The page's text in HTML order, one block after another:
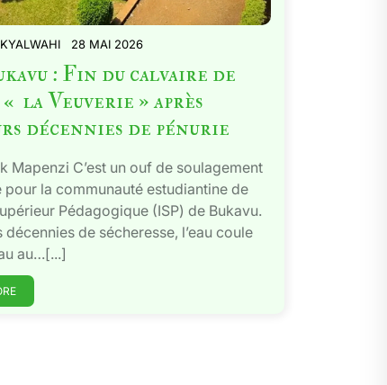
28 MAI 2026
: Fin du calvaire de
« la Veuverie » après
décennies de pénurie
Mapenzi C’est un ouf de soulagement
pour la communauté estudiantine de
Pédagogique (ISP) de Bukavu.
décennies de sécheresse, l’eau coule
au…[...]